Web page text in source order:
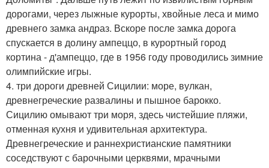
дорогами, через лыжные курорты, хвойные леса и мимо
древнего замка андраз. Вскоре после замка дорога
спускается в долину ампеццо, в курортный город
кортина - д'ампеццо, где в 1956 году проводились зимние
олимпийские игры.
4. три дороги древней Сицилии: море, вулкан,
древнегреческие развалины и пышное барокко.
Сицилию омывают три моря, здесь чистейшие пляжи,
отменная кухня и удивительная архитектура.
Древнегреческие и раннехристианские памятники
соседствуют с барочными церквями, мрачными